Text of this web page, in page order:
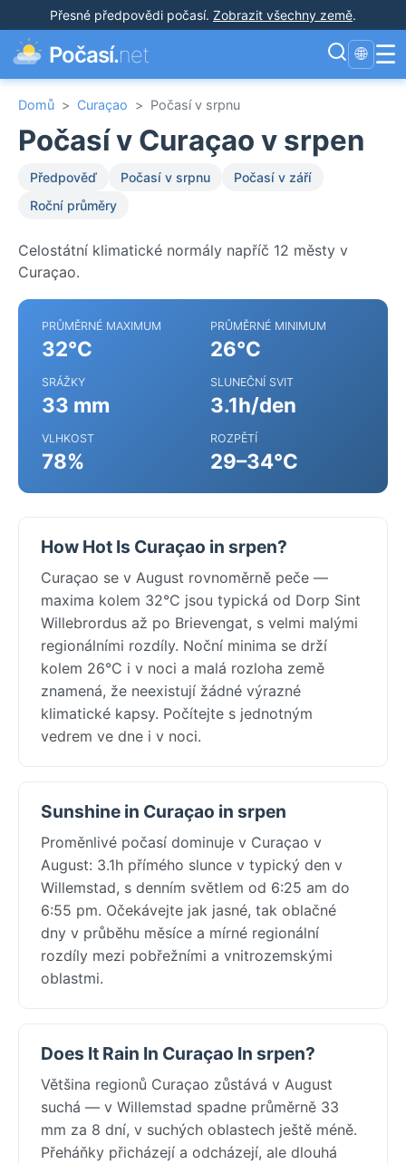
Přesné předpovědi počasí. Zobrazit všechny země.
Počasí.net 🌐 ☰
Domů > Curaçao > Počasí v srpnu
Počasí v Curaçao v srpen
Předpověď Počasí v srpnu
Počasí v září
Roční průměry
Celostátní klimatické normály napříč 12 městy v
Curaçao.
PRŮMĚRNÉ MAXIMUM
32°C
PRŮMĚRNÉ MINIMUM
26°C
SRÁŽKY
33 mm
SLUNEČNÍ SVIT
3.1h/den
VLHKOST
78%
ROZPĚTÍ
29–34°C
How Hot Is Curaçao in srpen?
Curaçao se v August rovnoměrně peče —
maxima kolem 32°C jsou typická od Dorp Sint
Willebrordus až po Brievengat, s velmi malými
regionálními rozdíly. Noční minima se drží
kolem 26°C i v noci a malá rozloha země
znamená, že neexistují žádné výrazné
klimatické kapsy. Počítejte s jednotným
vedrem ve dne i v noci.
Sunshine in Curaçao in srpen
Proměnlivé počasí dominuje v Curaçao v
August: 3.1h přímého slunce v typický den v
Willemstad, s denním světlem od 6:25 am do
6:55 pm. Očekávejte jak jasné, tak oblačné
dny v průběhu měsíce a mírné regionální
rozdíly mezi pobřežními a vnitrozemskými
oblastmi.
Does It Rain In Curaçao In srpen?
Většina regionů Curaçao zůstává v August
suchá — v Willemstad spadne průměrně 33
mm za 8 dní, v suchých oblastech ještě méně.
Přeháňky přicházejí a odcházejí, ale dlouhá